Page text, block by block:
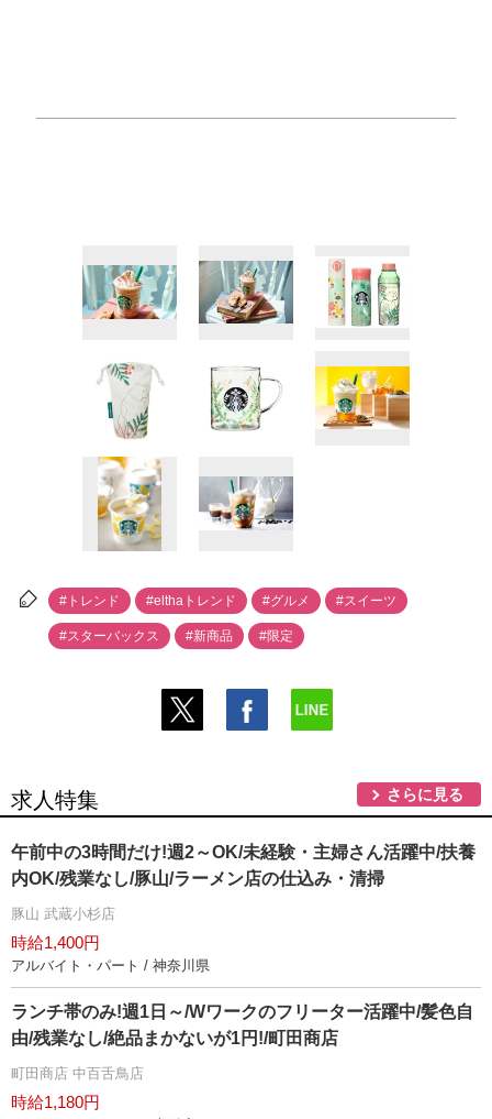
#トレンド #elthaトレンド #グルメ #スイーツ
#スターバックス #新商品 #限定
求人特集 さらに見る
午前中の3時間だけ!週2～OK/未経験・主婦さん活躍中/扶養
内OK/残業なし/豚山/ラーメン店の仕込み・清掃
豚山 武蔵小杉店
時給1,400円
アルバイト・パート / 神奈川県
ランチ帯のみ!週1日～/Wワークのフリーター活躍中/髪色自
由/残業なし/絶品まかないが1円!/町田商店
町田商店 中百舌鳥店
時給1,180円